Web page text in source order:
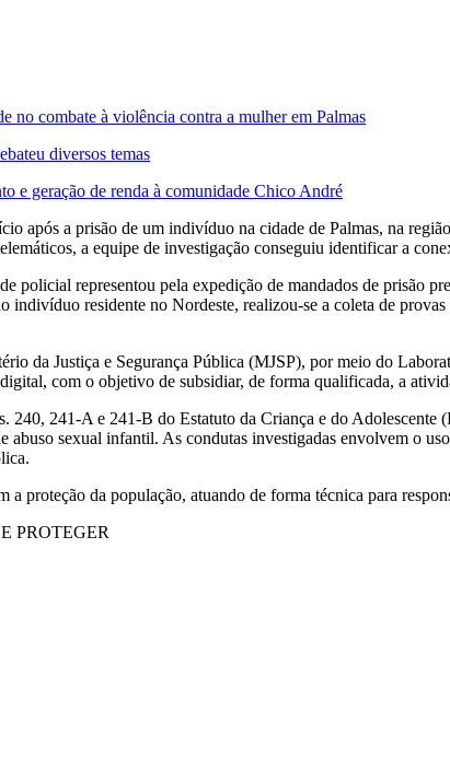
no combate à violência contra a mulher em Palmas
diversos temas
e geração de renda à comunidade Chico André
após a prisão de um indivíduo na cidade de Palmas, na
a equipe de investigação conseguiu identificar a
policial representou pela expedição de mandados de prisão
indivíduo residente no Nordeste, realizou-se a coleta de
da Justiça e Segurança Pública (MJSP), por meio do
com o objetivo de subsidiar, de forma qualificada, a
240, 241-A e 241-B do Estatuto da Criança e do
abuso sexual infantil. As condutas investigadas envolvem o
proteção da população, atuando de forma técnica para
PROTEGER